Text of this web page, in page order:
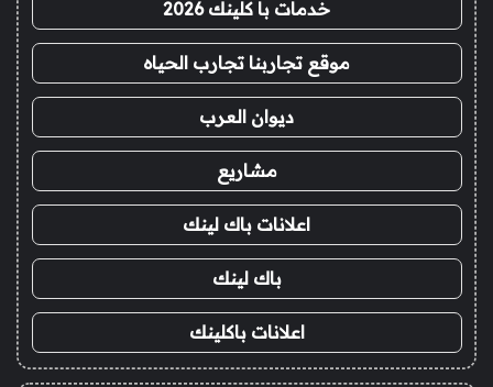
خدمات با كلينك 2026
موقع تجاربنا تجارب الحياه
ديوان العرب
مشاريع
اعلانات باك لينك
باك لينك
اعلانات باكلينك